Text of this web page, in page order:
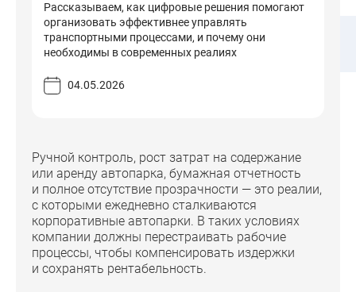
Рассказываем, как цифровые решения помогают
организовать эффективнее управлять
транспортными процессами, и почему они
необходимы в современных реалиях
04.05.2026
Ручной контроль, рост затрат на содержание
или аренду автопарка, бумажная отчетность
и полное отсутствие прозрачности — это реалии,
с которыми ежедневно сталкиваются
корпоративные автопарки. В таких условиях
компании должны перестраивать рабочие
процессы, чтобы компенсировать издержки
и сохранять рентабельность.